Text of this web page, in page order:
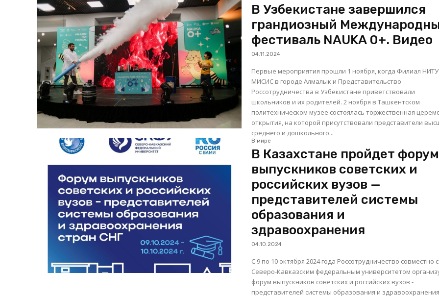
В Узбекистане завершился
грандиозный
фестиваль NAUKA 0+. Видео
04.11.2024
Первые мероприятия прошли 1 ноября, когда Филиал НИТУ
МИСИС в городе Алмалык и Представительство
Россотрудничества в Узбекистане приветствовали
школьников и их родителей. 2 ноября в Ташкентском
политехническом музее состоялась торжественная
открытия, на которой присутствовали представители
среднего и дошкольного...
В мире
В Казахстане пройдет форум
выпускников советских и
российских вузов —
представителей системы
образования и
здравоохранения
04.10.2024
С 9 по 10 октября 2024 года Россотрудничество совместно с
Северо-Кавказским федеральным университетом
форум выпускников советских и российских вузов -
представителей системы образования и здравоохранения